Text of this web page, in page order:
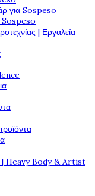
για Sospeso
Sospeso
| Εργαλεία
| Heavy Body & Artist